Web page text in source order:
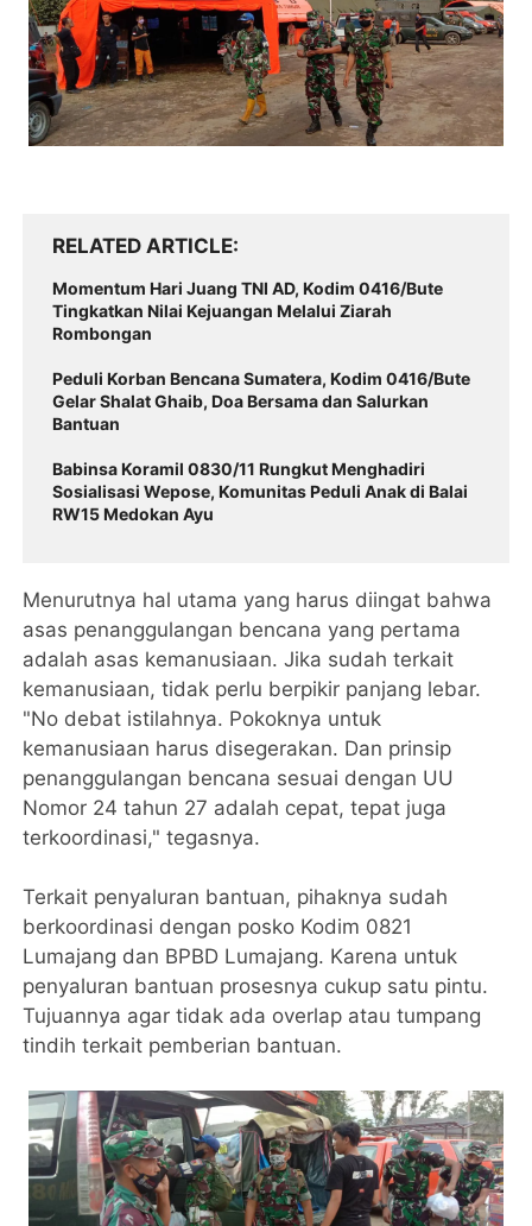
RELATED ARTICLE
Momentum Hari Juang TNI AD, Kodim 0416/Bute
Tingkatkan Nilai Kejuangan Melalui Ziarah
Rombongan
Peduli Korban Bencana Sumatera, Kodim 0416/Bute
Gelar Shalat Ghaib, Doa Bersama dan Salurkan
Bantuan
Babinsa Koramil 0830/11 Rungkut Menghadiri
Sosialisasi Wepose, Komunitas Peduli Anak di Balai
RW15 Medokan Ayu
Menurutnya hal utama yang harus diingat bahwa
asas penanggulangan bencana yang pertama
adalah asas kemanusiaan. Jika sudah terkait
kemanusiaan, tidak perlu berpikir panjang lebar.
"No debat istilahnya. Pokoknya untuk
kemanusiaan harus disegerakan. Dan prinsip
penanggulangan bencana sesuai dengan UU
Nomor 24 tahun 27 adalah cepat, tepat juga
terkoordinasi," tegasnya.
Terkait penyaluran bantuan, pihaknya sudah
berkoordinasi dengan posko Kodim 0821
Lumajang dan BPBD Lumajang. Karena untuk
penyaluran bantuan prosesnya cukup satu pintu.
Tujuannya agar tidak ada overlap atau tumpang
tindih terkait pemberian bantuan.